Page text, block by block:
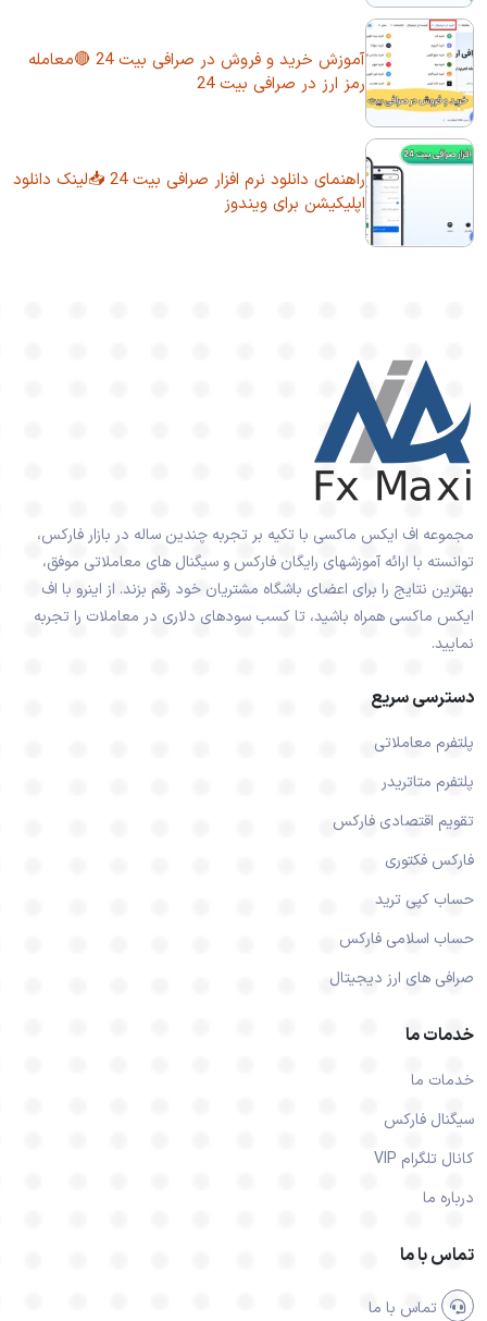
آموزش خرید و فروش در صرافی بیت 24 🔴معامله
رمز ارز در صرافی بیت 24
راهنمای دانلود نرم افزار صرافی بیت 24 📥لینک دانلود
اپلیکیشن برای ویندوز
مجموعه اف ایکس ماکسی با تکیه بر تجربه چندین ساله در بازار فارکس،
توانسته با ارائه آموزشهای رایگان فارکس و سیگنال های معاملاتی موفق،
بهترین نتایج را برای اعضای باشگاه مشتریان خود رقم بزند. از اینرو با اف
ایکس ماکسی همراه باشید، تا کسب سودهای دلاری در معاملات را تجربه
نمایید.
دسترسی سریع
پلتفرم معاملاتی
پلتفرم متاتریدر
تقویم اقتصادی فارکس
فارکس فکتوری
حساب کپی ترید
حساب اسلامی فارکس
صرافی های ارز دیجیتال
خدمات ما
خدمات ما
سیگنال فارکس
کانال تلگرام VIP
درباره ما
تماس با ما
تماس با ما